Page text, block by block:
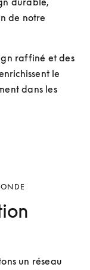
de notre
raffiné et des
le
dans les
un réseau